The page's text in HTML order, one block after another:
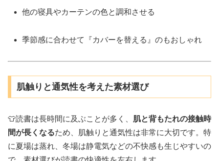
他の寝具やカーテンの色と調和させる
季節感に合わせて『カバーを替える』のもおしゃれ
肌触りと通気性を考えた素材選び
👕読書は長時間に及ぶことが多く、 肌と背もたれの接触時
間が長くなるため、肌触りと通気性は非常に大切です。特
に夏場は蒸れ、冬場は静電気などの不快感も生じやすいの